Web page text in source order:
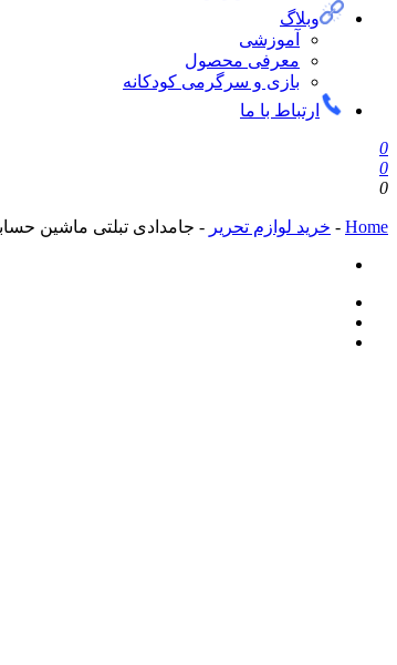
وبلاگ
آموزشی
معرفی محصول
بازی و سرگرمی کودکانه
ارتباط با ما
0
0
0
Home
- خرید لوازم تحریر - جامدادی تبلتی ماشین